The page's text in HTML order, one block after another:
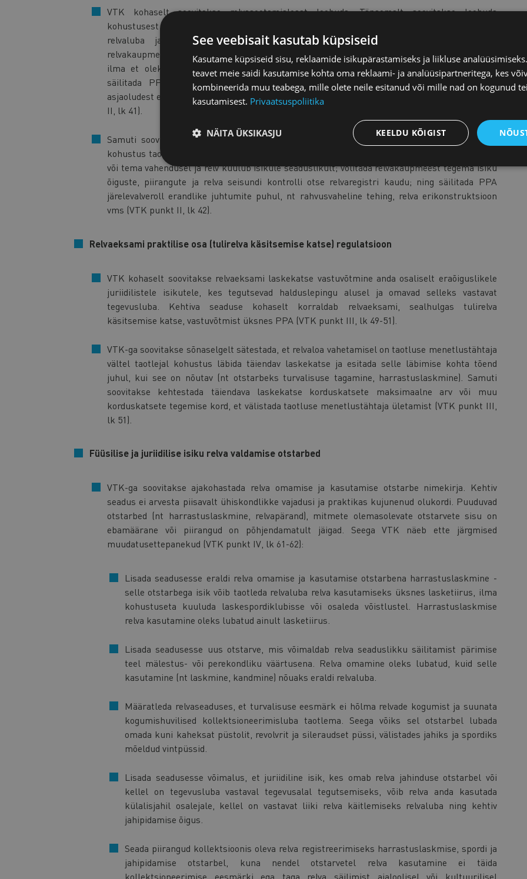
VTK kohaselt soovitakse relvasoetamisloast loobuda. Täpsemalt soovitakse loobuda
kohustusest taotleda relva ostuks eraldi relvasoetamisluba juhul, kui isikul on kehtiv
relvaluba ja relv vastab lubatud liigile ning otstarbele. Lisaks tahetakse anda
relvakaupmeestele õigus lõpetada tehing automaatse loakontrolli põhjal relvaregistri kaudu,
ilma et oleks vajalik Politsei- ja piirivalveameti (PPA) eelnev luba. Ministeerium soovib
säilitada PPA kaalutlusõiguse üksnes juhul, kui ilmneb relva iseloomust või tehingu
asjaoludest erakorralisi riske (nt erikonstruktsiooniga relv, relva ümberehitus vms) (VTK punk
II, lk 41).
Samuti soovitakse VTK kohaselt loobuda võõrandamisloast. Täpsemalt soovitakse kaotada
kohustus taotleda PPA-lt luba relva võõrandamiseks, kui relv võõrandatakse relvakaupmehele
või tema vahendusel ja relv kuulub isikule seaduslikult; volitada relvakaupmeest tegema isiku
õiguste, piirangute ja relva seisundi kontrolli otse relvaregistri kaudu; ning säilitada PPA
järelevalveroll erandlike juhtumite puhul, nt rahvusvaheline tehing, relva erikonstruktsioon
vms (VTK punkt II, lk 42).
Relvaeksami praktilise osa (tulirelva käsitsemise katse) regulatsioon
VTK kohaselt soovitakse relvaeksami laskekatse vastuvõtmine anda osaliselt eraõiguslikele
juriidilistele isikutele, kes tegutsevad halduslepingu alusel ja omavad selleks vastavat
tegevusluba. Kehtiva seaduse kohaselt korraldab relvaeksami, sealhulgas tulirelva
käsitsemise katse, vastuvõtmist üksnes PPA (VTK punkt III, lk 49-51).
VTK-ga soovitakse sõnaselgelt sätestada, et relvaloa vahetamisel on taotluse menetlustähtaja
vältel taotlejal kohustus läbida täiendav laskekatse ja esitada selle läbimise kohta tõend
juhul, kui see on nõutav (nt otstarbeks turvalisuse tagamine, harrastuslaskmine). Samuti
soovitakse kehtestada täiendava laskekatse korduskatsete maksimaalne arv või muu
korduskatsete tegemise kord, et välistada taotluse menetlustähtaja ületamist (VTK punkt III,
lk 51).
Füüsilise ja juriidilise isiku relva valdamise otstarbed
VTK-ga soovitakse ajakohastada relva omamise ja kasutamise otstarbe nimekirja. Kehtiv
seadus ei arvesta piisavalt ühiskondlikke vajadusi ja praktikas kujunenud olukordi. Puuduvad
otstarbed (nt harrastuslaskmine, relvapärand), mitmete olemasolevate otstarvete sisu on
ebamäärane või piirangud on põhjendamatult jäigad. Seega VTK näeb ette järgmised
muudatusettepanekud (VTK punkt IV, lk 61-62):
Lisada seadusesse eraldi relva omamise ja kasutamise otstarbena harrastuslaskmine -
selle otstarbega isik võib taotleda relvaluba relva kasutamiseks üksnes lasketiirus, ilma
kohustuseta kuuluda laskespordiklubisse või osaleda võistlustel. Harrastuslaskmise
relva kasutamine oleks lubatud ainult lasketiirus.
Lisada seadusesse uus otstarve, mis võimaldab relva seaduslikku säilitamist pärimise
teel mälestus- või perekondliku väärtusena. Relva omamine oleks lubatud, kuid selle
kasutamine (nt laskmine, kandmine) nõuaks eraldi relvaluba.
Määratleda relvaseaduses, et turvalisuse eesmärk ei hõlma relvade kogumist ja suunata
kogumishuvilised kollektsioneerimisluba taotlema. Seega võiks sel otstarbel lubada
omada kuni kaheksat püstolit, revolvrit ja sileraudset püssi, välistades jahiks ja spordiks
mõeldud vintpüssid.
Lisada seadusesse võimalus, et juriidiline isik, kes omab relva jahinduse otstarbel või
kellel on tegevusluba vastaval tegevusalal tegutsemiseks, võib relva anda kasutada
külalisjahil osalejale, kellel on vastavat liiki relva käitlemiseks relvaluba ning kehtiv
jahipidamise õigus.
Seada piirangud kollektsioonis oleva relva registreerimiseks harrastuslaskmise, spordi ja
jahipidamise otstarbel, kuna nendel otstarvetel relva kasutamine ei täida
kollektsioneerimise eesmärki ega taga relva säilimist ajaloolisel või kultuurilisel
See veebisait kasutab küpsiseid
Kasutame küpsiseid sisu, reklaamide isikupärastamiseks ja liikluse
teavet meie saidi kasutamise kohta oma reklaami- ja analüüsipartneritega, kes
kombineerida muu teabega, mille olete neile esitanud või mille nad on kogunud
kasutamisest. Privaatsuspoliitika
KEELDU KÕIGIST
NÄITA ÜKSIKASJU